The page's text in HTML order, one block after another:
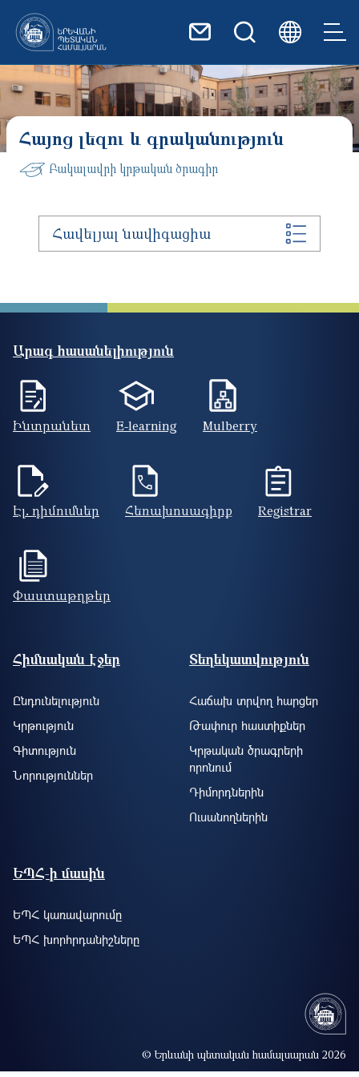
Հայոց լեզու և գրականություն
Բակալավրի կրթական ծրագիր
Հավելյալ նավիգացիա
Արագ հասանելիություն
Ինտրանետ E-learning Mulberry
Էլ. դիմումներ Հեռախոսագիրք Registrar
Փաստաթղթեր
Footer site information
Հիմնական էջեր
Ընդունելություն
Կրթություն
Գիտություն
Նորություններ
Տեղեկատվություն
Հաճախ տրվող հարցեր
Թափուր հաստիքներ
Կրթական ծրագրերի
որոնում
Դիմորդներին
Ուսանողներին
ԵՊՀ-ի մասին
ԵՊՀ կառավարումը
ԵՊՀ խորհրդանիշները
© Երևանի պետական համալսարան 2026